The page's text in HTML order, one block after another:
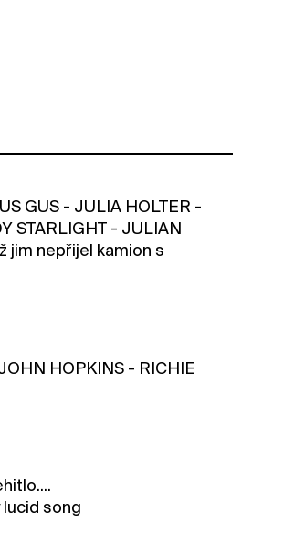
GUS - JULIA HOLTER -
STARLIGHT - JULIAN
jim nepřijel kamion s
HOPKINS - RICHIE
song